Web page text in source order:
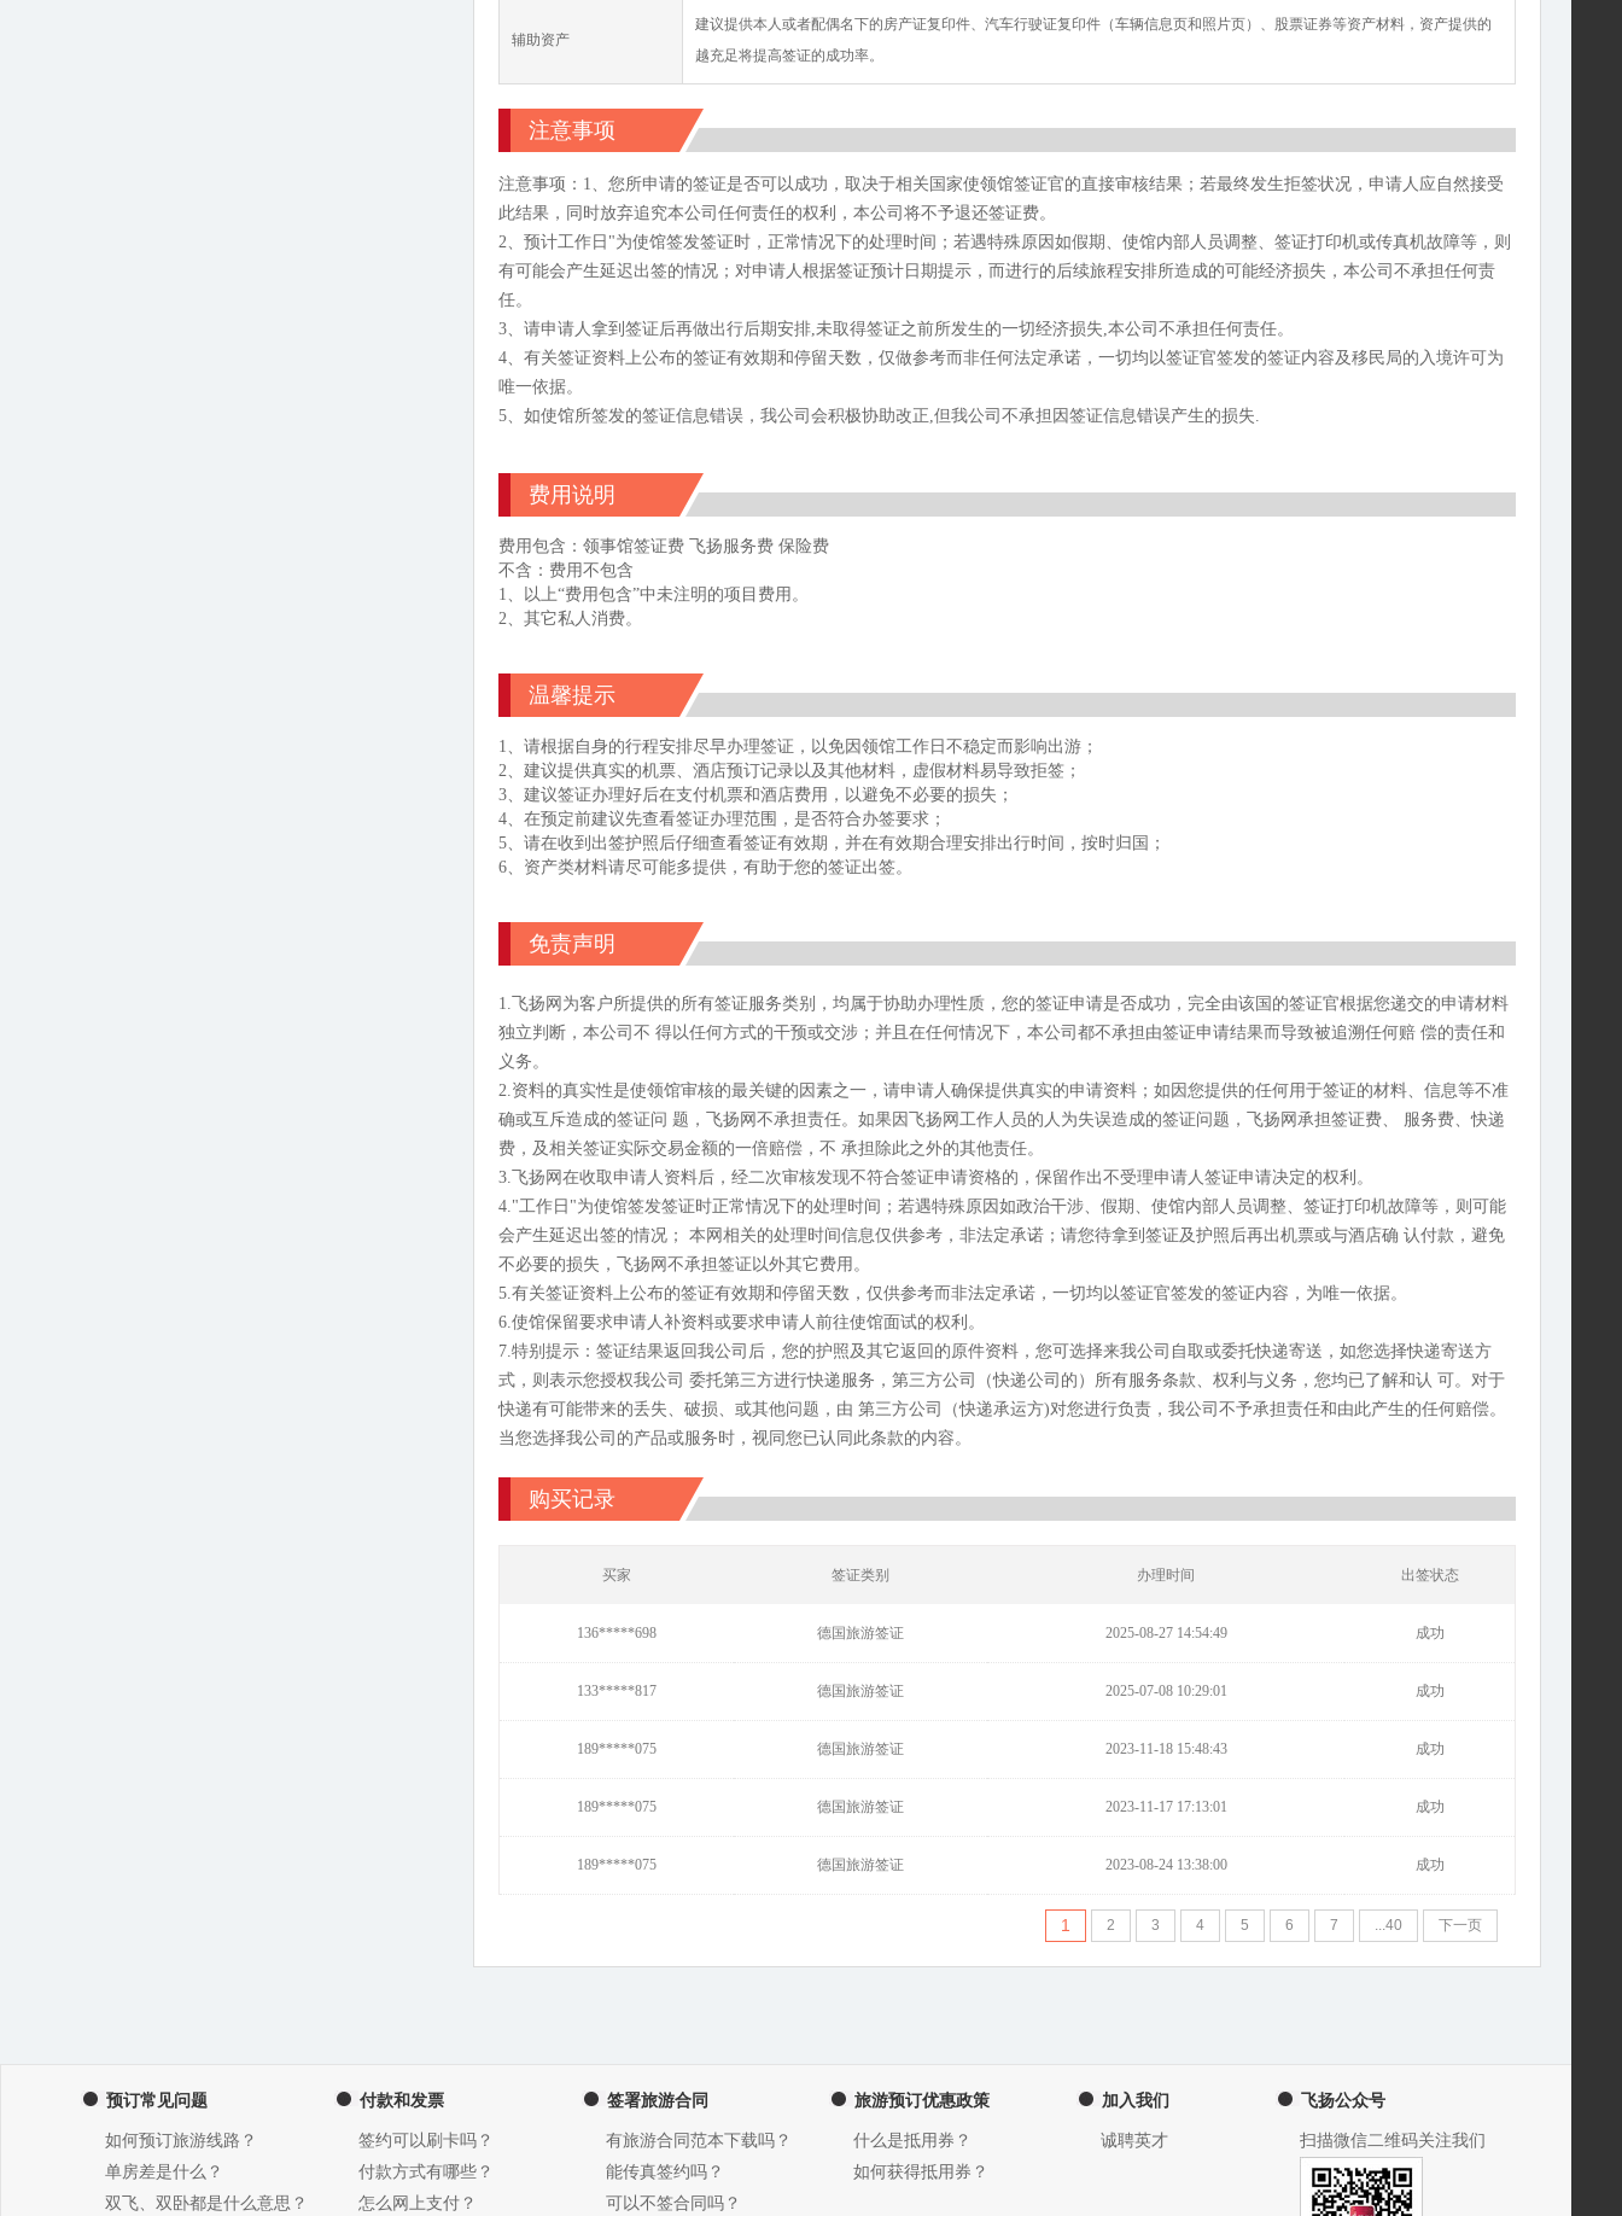
辅助资产
建议提供本人或者配偶名下的房产证复印件、汽车行驶证复印件（车辆信息页和照片页）、股票证券等资产材料，资产提供的
越充足将提高签证的成功率。
注意事项
注意事项：1、您所申请的签证是否可以成功，取决于相关国家使领馆签证官的直接审核结果；若最终发生拒签状况，申请人应自然接受
此结果，同时放弃追究本公司任何责任的权利，本公司将不予退还签证费。
2、预计工作日"为使馆签发签证时，正常情况下的处理时间；若遇特殊原因如假期、使馆内部人员调整、签证打印机或传真机故障等，则
有可能会产生延迟出签的情况；对申请人根据签证预计日期提示，而进行的后续旅程安排所造成的可能经济损失，本公司不承担任何责
任。
3、请申请人拿到签证后再做出行后期安排,未取得签证之前所发生的一切经济损失,本公司不承担任何责任。
4、有关签证资料上公布的签证有效期和停留天数，仅做参考而非任何法定承诺，一切均以签证官签发的签证内容及移民局的入境许可为
唯一依据。
5、如使馆所签发的签证信息错误，我公司会积极协助改正,但我公司不承担因签证信息错误产生的损失.
费用说明
费用包含：领事馆签证费 飞扬服务费 保险费
不含：费用不包含
1、以上“费用包含”中未注明的项目费用。
2、其它私人消费。
温馨提示
1、请根据自身的行程安排尽早办理签证，以免因领馆工作日不稳定而影响出游；
2、建议提供真实的机票、酒店预订记录以及其他材料，虚假材料易导致拒签；
3、建议签证办理好后在支付机票和酒店费用，以避免不必要的损失；
4、在预定前建议先查看签证办理范围，是否符合办签要求；
5、请在收到出签护照后仔细查看签证有效期，并在有效期合理安排出行时间，按时归国；
6、资产类材料请尽可能多提供，有助于您的签证出签。
免责声明
1.飞扬网为客户所提供的所有签证服务类别，均属于协助办理性质，您的签证申请是否成功，完全由该国的签证官根据您递交的申请材料
独立判断，本公司不 得以任何方式的干预或交涉；并且在任何情况下，本公司都不承担由签证申请结果而导致被追溯任何赔 偿的责任和
义务。
2.资料的真实性是使领馆审核的最关键的因素之一，请申请人确保提供真实的申请资料；如因您提供的任何用于签证的材料、信息等不准
确或互斥造成的签证问 题，飞扬网不承担责任。如果因飞扬网工作人员的人为失误造成的签证问题，飞扬网承担签证费、 服务费、快递
费，及相关签证实际交易金额的一倍赔偿，不 承担除此之外的其他责任。
3.飞扬网在收取申请人资料后，经二次审核发现不符合签证申请资格的，保留作出不受理申请人签证申请决定的权利。
4."工作日"为使馆签发签证时正常情况下的处理时间；若遇特殊原因如政治干涉、假期、使馆内部人员调整、签证打印机故障等，则可能
会产生延迟出签的情况； 本网相关的处理时间信息仅供参考，非法定承诺；请您待拿到签证及护照后再出机票或与酒店确 认付款，避免
不必要的损失，飞扬网不承担签证以外其它费用。
5.有关签证资料上公布的签证有效期和停留天数，仅供参考而非法定承诺，一切均以签证官签发的签证内容，为唯一依据。
6.使馆保留要求申请人补资料或要求申请人前往使馆面试的权利。
7.特别提示：签证结果返回我公司后，您的护照及其它返回的原件资料，您可选择来我公司自取或委托快递寄送，如您选择快递寄送方
式，则表示您授权我公司 委托第三方进行快递服务，第三方公司（快递公司的）所有服务条款、权利与义务，您均已了解和认 可。对于
快递有可能带来的丢失、破损、或其他问题，由 第三方公司（快递承运方)对您进行负责，我公司不予承担责任和由此产生的任何赔偿。
当您选择我公司的产品或服务时，视同您已认同此条款的内容。
购买记录
买家 签证类别 办理时间 出签状态
136*****698 德国旅游签证 2025-08-27 14:54:49 成功
133*****817 德国旅游签证 2025-07-08 10:29:01 成功
189*****075 德国旅游签证 2023-11-18 15:48:43 成功
189*****075 德国旅游签证 2023-11-17 17:13:01 成功
189*****075 德国旅游签证 2023-08-24 13:38:00 成功
1 2 3 4 5 6 7 ...40 下一页
预订常见问题
如何预订旅游线路？
单房差是什么？
双飞、双卧都是什么意思？
付款和发票
签约可以刷卡吗？
付款方式有哪些？
怎么网上支付？
签署旅游合同
有旅游合同范本下载吗？
能传真签约吗？
可以不签合同吗？
旅游预订优惠政策
什么是抵用券？
如何获得抵用券？
加入我们
诚聘英才
飞扬公众号
扫描微信二维码关注我们